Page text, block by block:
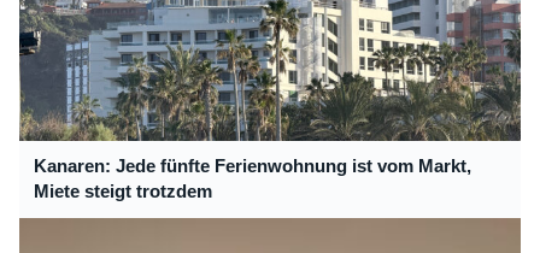
Kanaren: Jede fünfte Ferienwohnung ist vom Markt,
Miete steigt trotzdem